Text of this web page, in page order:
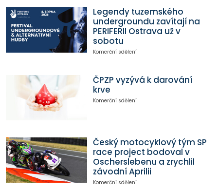
Legendy tuzemského
undergroundu zavítají na
PERIFERII Ostrava už v
sobotu
Komerční sdělení
ČPZP vyzývá k darování
krve
Komerční sdělení
Český motocyklový tým SP
race project bodoval v
Oscherslebenu a zrychlil
závodní Aprilii
Komerční sdělení